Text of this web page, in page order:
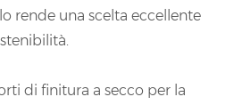
rende una scelta eccellente
di finitura a secco per la